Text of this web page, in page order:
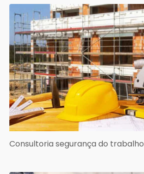
Consultoria segurança do trabalho